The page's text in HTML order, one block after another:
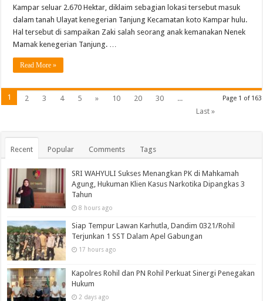
Kampar seluar 2.670 Hektar, diklaim sebagian lokasi tersebut masuk
dalam tanah Ulayat kenegerian Tanjung Kecamatan koto Kampar hulu.
Hal tersebut di sampaikan Zaki salah seorang anak kemanakan Nenek
Mamak kenegerian Tanjung. …
Read More »
Page 1 of 163
1 2 3 4 5 » 10 20 30
...
Last »
Recent Popular Comments Tags
SRI WAHYULI Sukses Menangkan PK di Mahkamah
Agung, Hukuman Klien Kasus Narkotika Dipangkas 3
Tahun
8 hours ago
Siap Tempur Lawan Karhutla, Dandim 0321/Rohil
Terjunkan 1 SST Dalam Apel Gabungan
17 hours ago
Kapolres Rohil dan PN Rohil Perkuat Sinergi Penegakan
Hukum
2 days ago